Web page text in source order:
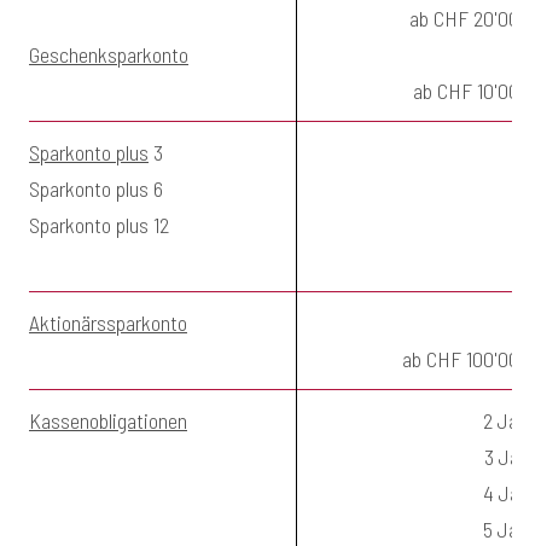
Geschenksparkonto
ab CHF
ab CHF
Sparkonto plus 3
Sparkonto plus 6
Sparkonto plus 12
Aktionärssparkonto
ab CHF
Kassenobligationen
2
3
4
5